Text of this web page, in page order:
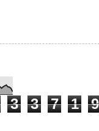
3 3 7 1
9